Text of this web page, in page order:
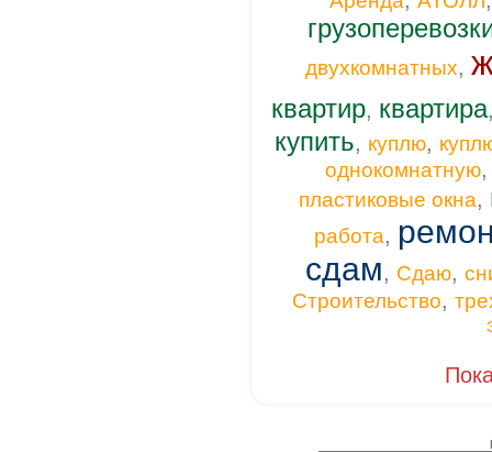
двухкомнатных,
квартир, квартира
купить, куплю,
однокомнатную
пластиковые окна,
работа,
сдам, Сдаю,
Строительство,